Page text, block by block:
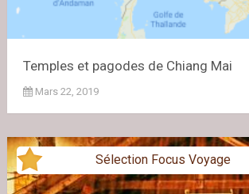
Temples et pagodes de Chiang Mai
Mars 22, 2019
Sélection Focus Voyage